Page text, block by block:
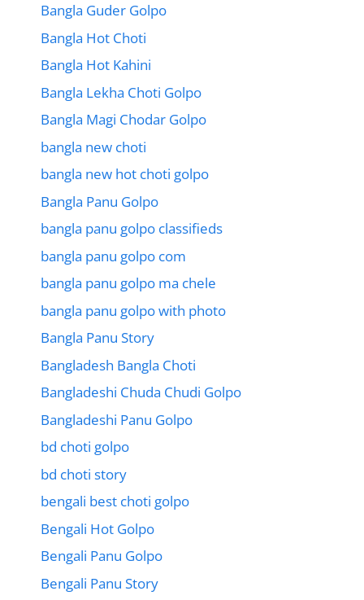
Bangla Guder Golpo
Bangla Hot Choti
Bangla Hot Kahini
Bangla Lekha Choti Golpo
Bangla Magi Chodar Golpo
bangla new choti
bangla new hot choti golpo
Bangla Panu Golpo
bangla panu golpo classifieds
bangla panu golpo com
bangla panu golpo ma chele
bangla panu golpo with photo
Bangla Panu Story
Bangladesh Bangla Choti
Bangladeshi Chuda Chudi Golpo
Bangladeshi Panu Golpo
bd choti golpo
bd choti story
bengali best choti golpo
Bengali Hot Golpo
Bengali Panu Golpo
Bengali Panu Story